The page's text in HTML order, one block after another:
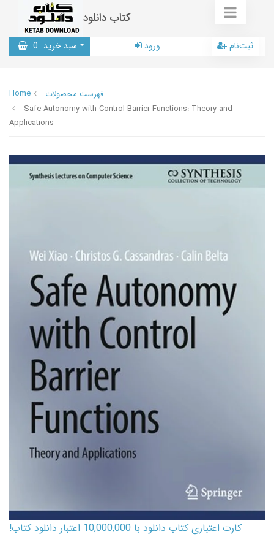
کتاب دانلود
سبد خرید 0 ورود ثبت‌نام
Home
فهرست محصولات
Safe Autonomy with Control Barrier Functions: Theory and
Applications
کارت اعتباری کتاب دانلود با 10,000,000 اعتبار دانلود کتاب!